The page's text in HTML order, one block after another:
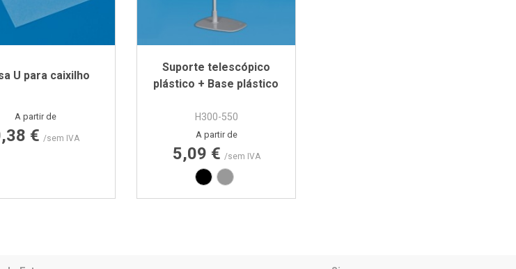
U para caixilho
Preço
A partir de
€ /sem IVA
Suporte telescópico
plástico + Base plástico
H300-550
Preço
A partir de
5,09 € /sem IVA
Preto Cinza RAL7040